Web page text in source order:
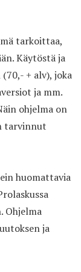
tarkoittaa,
Käytöstä ja
+ alv), joka
ja mm.
ohjelma on
tarvinnut
huomattavia
Ohjelma
ja